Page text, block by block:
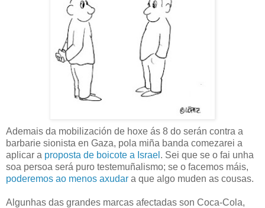
Ademais da mobilización de hoxe ás 8 do serán contra a
barbarie sionista en Gaza, pola miña banda comezarei a
aplicar a proposta de boicote a Israel . Sei que se o fai unha
soa persoa será puro testemuñalismo; se o facemos máis,
poderemos ao menos axudar a que algo muden as cousas.
Algunhas das grandes marcas afectadas son Coca-Cola,